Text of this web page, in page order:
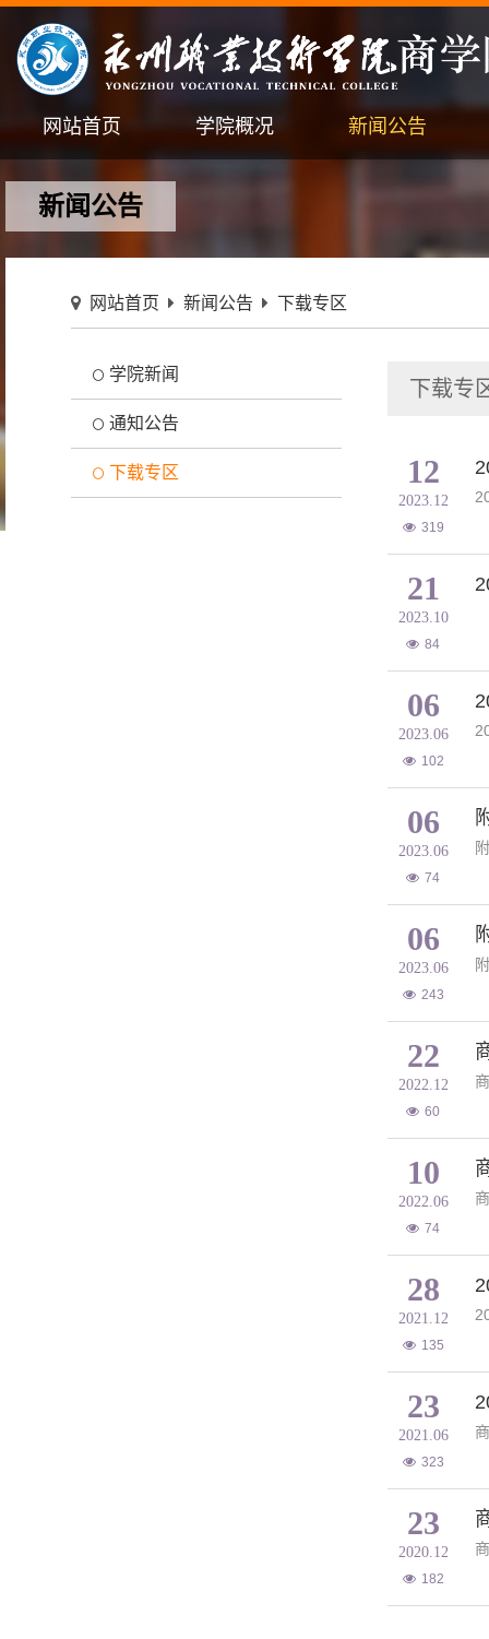
网站首页 学院概况 新闻公告
新闻公告
网站首页 新闻公告 下载专区
学院新闻
通知公告
下载专区
下载专
12
2023.12
319
21
2023.10
84
06
2023.06
102
06
2023.06
74
06
2023.06
243
22
2022.12
60
10
2022.06
74
28
2021.12
135
23
2021.06
323
23
2020.12
182